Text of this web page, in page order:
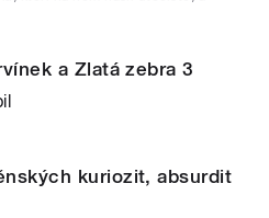
a Zlatá zebra 3
kuriozit, absurdit